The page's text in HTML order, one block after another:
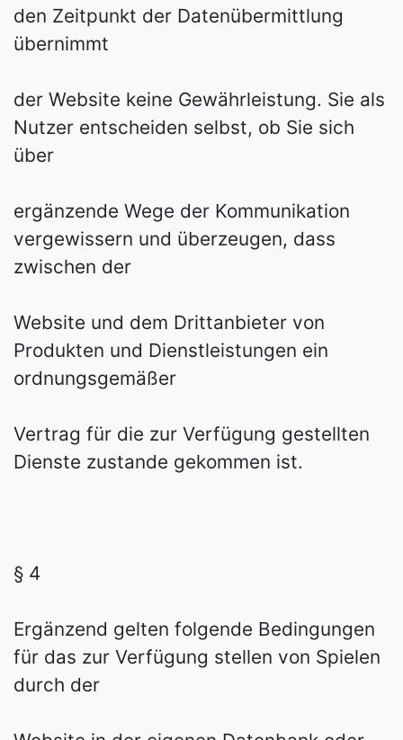
den Zeitpunkt der Datenübermittlung
übernimmt
der Website keine Gewährleistung. Sie als
Nutzer entscheiden selbst, ob Sie sich
über
ergänzende Wege der Kommunikation
vergewissern und überzeugen, dass
zwischen der
Website und dem Drittanbieter von
Produkten und Dienstleistungen ein
ordnungsgemäßer
Vertrag für die zur Verfügung gestellten
Dienste zustande gekommen ist.
§ 4
Ergänzend gelten folgende Bedingungen
für das zur Verfügung stellen von Spielen
durch der